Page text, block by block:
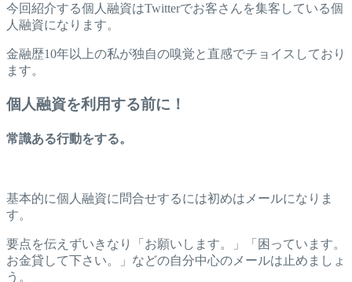
今回紹介する個人融資はTwitterでお客さんを集客している個
人融資になります。
金融歴10年以上の私が独自の嗅覚と直感でチョイスしており
ます。
個人融資を利用する前に！
常識ある行動をする。
基本的に個人融資に問合せするには初めはメールになりま
す。
要点を伝えずいきなり「お願いします。」「困っています。
お金貸して下さい。」などの自分中心のメールは止めましょ
う。